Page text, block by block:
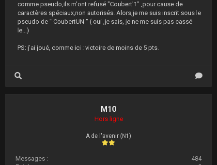
comme pseudo,ils m'ont refusé "Coubert'1" ,pour cause de
caractères spéciaux,non autorisés. Alors,je me suis inscrit sous le
pseudo de " CoubertUN " ( oui ,je sais, je ne me suis pas cassé
le...)
PS: j'ai joué, comme ici : victoire de moins de 5 pts.
M10
Hors ligne
A de l'avenir (N1)
Messages :
484